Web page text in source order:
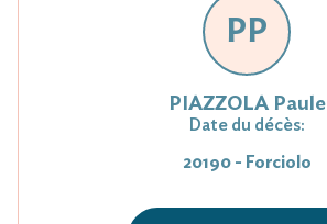
PP
PIAZZOLA Paule
Date du décès:
20190 - Forciolo